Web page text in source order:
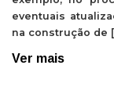
eventuais
na construção de
Ver mais